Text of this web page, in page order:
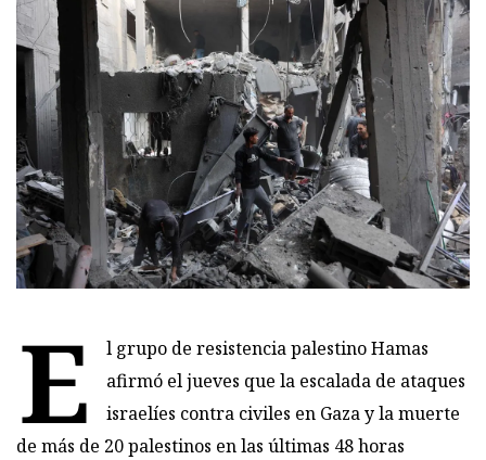
E
l grupo de resistencia palestino Hamas
afirmó el jueves que la escalada de ataques
israelíes contra civiles en Gaza y la muerte
de más de 20 palestinos en las últimas 48 horas